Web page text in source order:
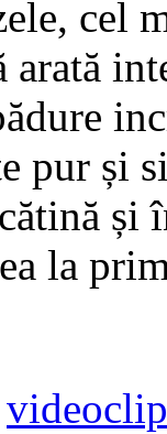
cel
arată
pur și
la